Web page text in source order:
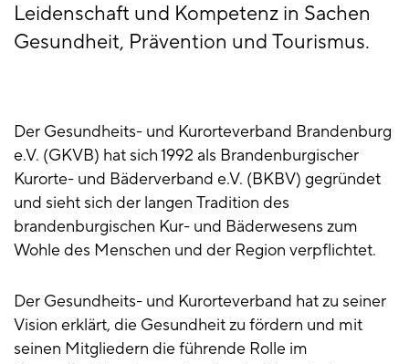
Leidenschaft und Kompetenz in Sachen
Gesundheit, Prävention und Tourismus.
Der Gesundheits- und Kurorteverband Brandenburg
e.V. (GKVB) hat sich 1992 als Brandenburgischer
Kurorte- und Bäderverband e.V. (BKBV) gegründet
und sieht sich der langen Tradition des
brandenburgischen Kur- und Bäderwesens zum
Wohle des Menschen und der Region verpflichtet.
Der Gesundheits- und Kurorteverband hat zu seiner
Vision erklärt, die Gesundheit zu fördern und mit
seinen Mitgliedern die führende Rolle im